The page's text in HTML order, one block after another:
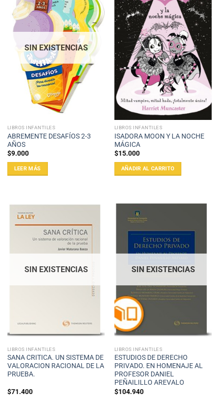
SIN EXISTENCIAS
LIBROS INFANTILES
ABREMENTE DESAFÍOS 2-3
AÑOS
$9.000
LEER MÁS
LIBROS INFANTILES
ISADORA MOON Y LA NOCHE
MÁGICA
$15.000
AÑADIR AL CARRITO
SIN EXISTENCIAS
LIBROS INFANTILES
SANA CRITICA. UN SISTEMA DE
VALORACION RACIONAL DE LA
PRUEBA.
$71.400
SIN EXISTENCIAS
LIBROS INFANTILES
ESTUDIOS DE DERECHO
PRIVADO. EN HOMENAJE AL
PROFESOR DANIEL
PEÑAILILLO AREVALO
$104.940